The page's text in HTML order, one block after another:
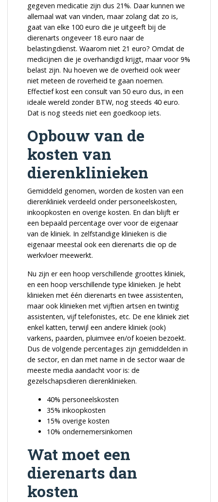
gegeven medicatie zijn dus 21%. Daar kunnen we
allemaal wat van vinden, maar zolang dat zo is,
gaat van elke 100 euro die je uitgeeft bij de
dierenarts ongeveer 18 euro naar de
belastingdienst. Waarom niet 21 euro? Omdat de
medicijnen die je overhandigd krijgt, maar voor 9%
belast zijn. Nu hoeven we de overheid ook weer
niet meteen de roverheid te gaan noemen.
Effectief kost een consult van 50 euro dus, in een
ideale wereld zonder BTW, nog steeds 40 euro.
Dat is nog steeds niet een goedkoop iets.
Opbouw van de
kosten van
dierenklinieken
Gemiddeld genomen, worden de kosten van een
dierenkliniek verdeeld onder personeelskosten,
inkoopkosten en overige kosten. En dan blijft er
een bepaald percentage over voor de eigenaar
van de kliniek. In zelfstandige klinieken is die
eigenaar meestal ook een dierenarts die op de
werkvloer meewerkt.
Nu zijn er een hoop verschillende groottes kliniek,
en een hoop verschillende type klinieken. Je hebt
klinieken met één dierenarts en twee assistenten,
maar ook klinieken met vijftien artsen en twintig
assistenten, vijf telefonistes, etc. De ene kliniek ziet
enkel katten, terwijl een andere kliniek (ook)
varkens, paarden, pluimvee en/of koeien bezoekt.
Dus de volgende percentages zijn gemiddelden in
de sector, en dan met name in de sector waar de
meeste media aandacht voor is: de
gezelschapsdieren dierenklinieken.
40% personeelskosten
35% inkoopkosten
15% overige kosten
10% ondernemersinkomen
Wat moet een
dierenarts dan
kosten